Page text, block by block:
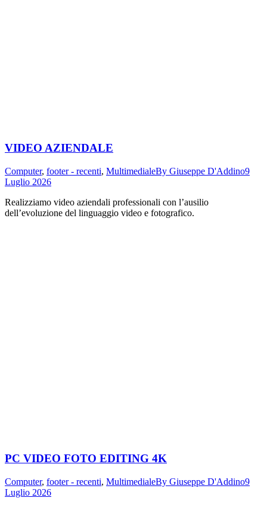
VIDEO AZIENDALE
Computer, footer - recenti, MultimedialeBy Giuseppe D'Addino9
Luglio 2026
Realizziamo video aziendali professionali con l’ausilio
dell’evoluzione del linguaggio video e fotografico.
PC VIDEO FOTO EDITING 4K
Computer, footer - recenti, MultimedialeBy Giuseppe D'Addino9
Luglio 2026